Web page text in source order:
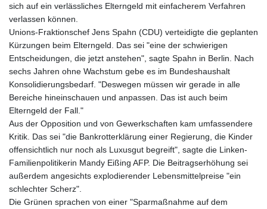
sich auf ein verlässliches Elterngeld mit einfacherem Verfahren
verlassen können.
Unions-Fraktionschef Jens Spahn (CDU) verteidigte die geplanten
Kürzungen beim Elterngeld. Das sei "eine der schwierigen
Entscheidungen, die jetzt anstehen", sagte Spahn in Berlin. Nach
sechs Jahren ohne Wachstum gebe es im Bundeshaushalt
Konsolidierungsbedarf. "Deswegen müssen wir gerade in alle
Bereiche hineinschauen und anpassen. Das ist auch beim
Elterngeld der Fall."
Aus der Opposition und von Gewerkschaften kam umfassendere
Kritik. Das sei "die Bankrotterklärung einer Regierung, die Kinder
offensichtlich nur noch als Luxusgut begreift", sagte die Linken-
Familienpolitikerin Mandy Eißing AFP. Die Beitragserhöhung sei
außerdem angesichts explodierender Lebensmittelpreise "ein
schlechter Scherz".
Die Grünen sprachen von einer "Sparmaßnahme auf dem